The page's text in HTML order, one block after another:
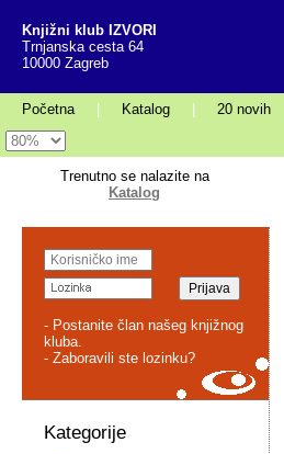
Knjižni klub IZVORI
Trnjanska cesta 64
10000 Zagreb
Početna Katalog 20 novih
Trenutno se nalazite na
Katalog
- Postanite član našeg knjižnog
kluba.
- Zaboravili ste lozinku?
Kategorije